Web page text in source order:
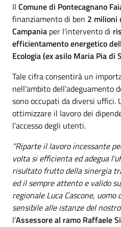
Il Comune di Pontecagnano
finanziamento di ben 2 milioni
Campania per l'intervento di
efficientamento energetico
Ecologia (ex asilo Maria Pia di
Tale cifra consentirà un
nell’ambito
sono occupati da diversi uffici.
ottimizzare il lavoro dei
l’accesso degli utenti.
“Riparte il lavoro incessante
volta si efficienta ed adegua
risultato frutto della sinergia
ed il sempre attento e valido
regionale Luca Cascone,
sensibile alle istanze del
l’Assessore al ramo Raffaele